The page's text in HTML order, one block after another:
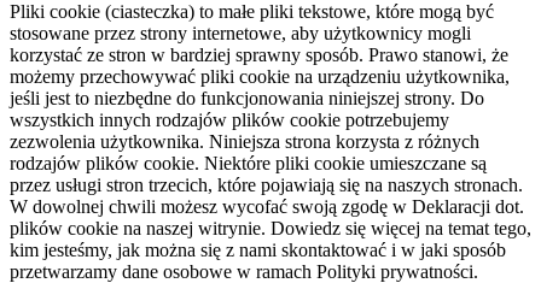
Pliki cookie (ciasteczka) to małe pliki tekstowe, które mogą być
stosowane przez strony internetowe, aby użytkownicy mogli
korzystać ze stron w bardziej sprawny sposób. Prawo stanowi, że
możemy przechowywać pliki cookie na urządzeniu użytkownika,
jeśli jest to niezbędne do funkcjonowania niniejszej strony. Do
wszystkich innych rodzajów plików cookie potrzebujemy
zezwolenia użytkownika. Niniejsza strona korzysta z różnych
rodzajów plików cookie. Niektóre pliki cookie umieszczane są
przez usługi stron trzecich, które pojawiają się na naszych stronach.
W dowolnej chwili możesz wycofać swoją zgodę w Deklaracji dot.
plików cookie na naszej witrynie. Dowiedz się więcej na temat tego,
kim jesteśmy, jak można się z nami skontaktować i w jaki sposób
przetwarzamy dane osobowe w ramach Polityki prywatności.